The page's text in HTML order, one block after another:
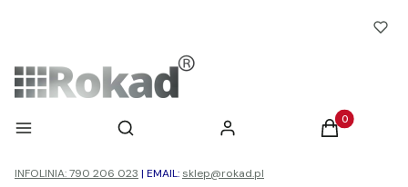
Menu Otwórz wyszukiwarkę
Szukaj Zaloguj się Produkty w
Koszyk
INFOLINIA: 790 206 023 | EMAIL: sklep@rokad.pl